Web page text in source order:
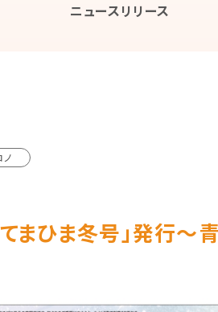
ニュースリリース
ノ
ひま冬号｣発行～青